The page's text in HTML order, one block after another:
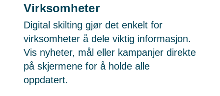
Virksomheter
Digital skilting gjør det enkelt for
virksomheter å dele viktig informasjon.
Vis nyheter, mål eller kampanjer direkte
på skjermene for å holde alle
oppdatert.